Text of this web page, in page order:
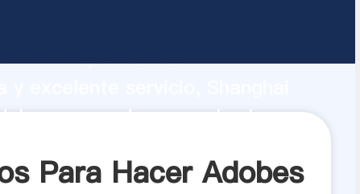
fuerza de
proveedor crea el valor y
Para Hacer Adobes